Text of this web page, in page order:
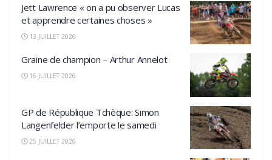
Jett Lawrence « on a pu observer Lucas
et apprendre certaines choses »
13 JUILLET 2026
Graine de champion – Arthur Annelot
16 JUILLET 2026
GP de République Tchèque: Simon
Langenfelder l’emporte le samedi
25 JUILLET 2026